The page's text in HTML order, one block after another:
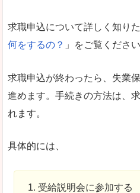
求職申込について詳しく知り
何をするの？ 」をご覧ください
求職申込が終わったら、失業
進めます。手続きの方法は、
れます。
具体的には、
受給説明会に参加する